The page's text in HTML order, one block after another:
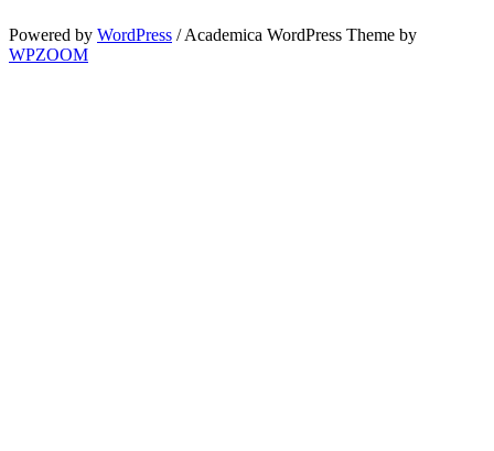
Powered by WordPress / Academica WordPress Theme by
WPZOOM